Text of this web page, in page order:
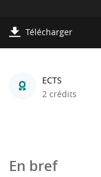
Télécharger
ECTS
2 crédits
En bref